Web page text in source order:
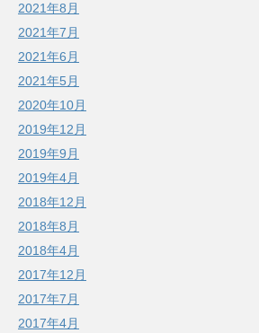
2021年8月
2021年7月
2021年6月
2021年5月
2020年10月
2019年12月
2019年9月
2019年4月
2018年12月
2018年8月
2018年4月
2017年12月
2017年7月
2017年4月